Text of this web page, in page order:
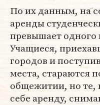
По их данным, на
аренды
превышает одного
Учащиеся,
городов и
места, стараются
общежитии, но те,
себе аренду,